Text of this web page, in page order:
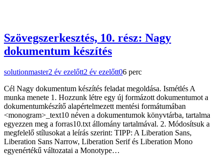
Szövegszerkesztés, 10. rész: Nagy
dokumentum készítés
solutionmaster2 év ezelőtt2 év ezelőtt06 perc
Cél Nagy dokumentum készítés feladat megoldása. Ismétlés A
munka menete 1. Hozzunk létre egy új formázott dokumentumot a
dokumentumkészítő alapértelmezett mentési formátumában
<monogram>_text10 néven a dokumentumok könyvtárba, tartalma
egyezzen meg a forras10.txt állomány tartalmával. 2. Módosítsuk a
megfelelő stílusokat a leírás szerint: TIPP: A Liberation Sans,
Liberation Sans Narrow, Liberation Serif és Liberation Mono
egyenértékű változatai a Monotype…